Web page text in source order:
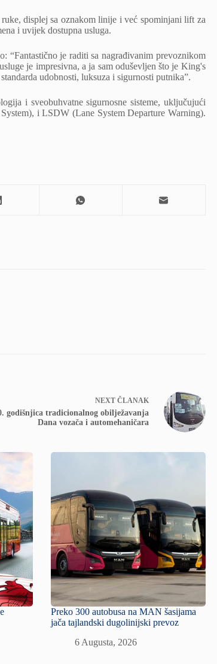
displej sa oznakom linije i već spominjani lift za
i uvijek dostupna usluga.
“Fantastično je raditi sa nagrađivanim prevoznikom
je impresivna, a ja sam oduševljen što je King's
udobnosti, luksuza i sigurnosti putnika”.
i sveobuhvatne sigurnosne sisteme, uključujući
), i LSDW (Lane System Departure Warning).
NEXT ČLANAK
godišnjica tradicionalnog obilježavanja
Dana vozača i automehaničara
Preko 300 autobusa na MAN šasijama
jača tajlandski dugolinijski prevoz
6 Augusta, 2026